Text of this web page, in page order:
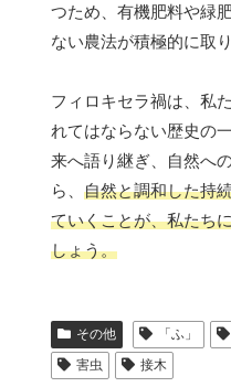
つため、有機肥料や緑
ない農法が積極的に取
フィロキセラ禍は、私
れてはならない歴史の
来へ語り継ぎ、自然へ
ら、 自然と調和した持
ていくことが、私たち
しょう。
その他 「ふ」
害虫
接木